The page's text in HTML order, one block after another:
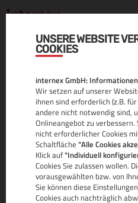
UNSERE WEBSITE
COOKIES
internex GmbH:
Wir setzen auf unserer
ihnen sind erforderlich (z.B.
andere nicht notwendig sind,
Onlineangebot zu verbessern.
nicht erforderlicher Cookies
Schaltfläche "Alle Cookies
Klick auf"Individuell
Cookies Sie zulassen wollen.
vorausgewählten bzw. von
Sie können diese
Cookies auch nachträglich
.COM.AU
ALLE INFOS